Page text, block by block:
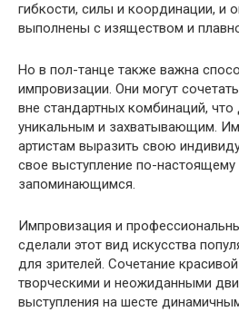
гибкости, силы и координации, и
выполнены с изяществом и
Но в пол-танце также важна
импровизации. Они могут
вне стандартных комбинаций, что
уникальным и захватывающим.
артистам выразить свою
свое выступление по-
запоминающимся.
Импровизация и
сделали этот вид искусства
для зрителей. Сочетание
творческими и неожиданными
выступления на шесте